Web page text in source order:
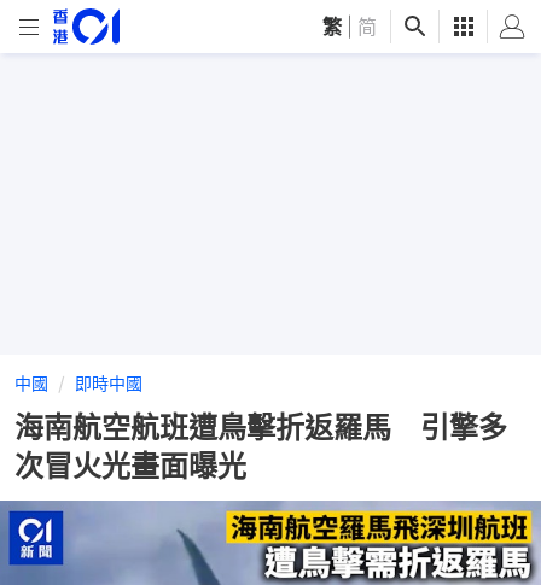
繁 简
中國 即時中國
海南航空航班遭鳥擊折返羅馬 引擎多
次冒火光畫面曝光